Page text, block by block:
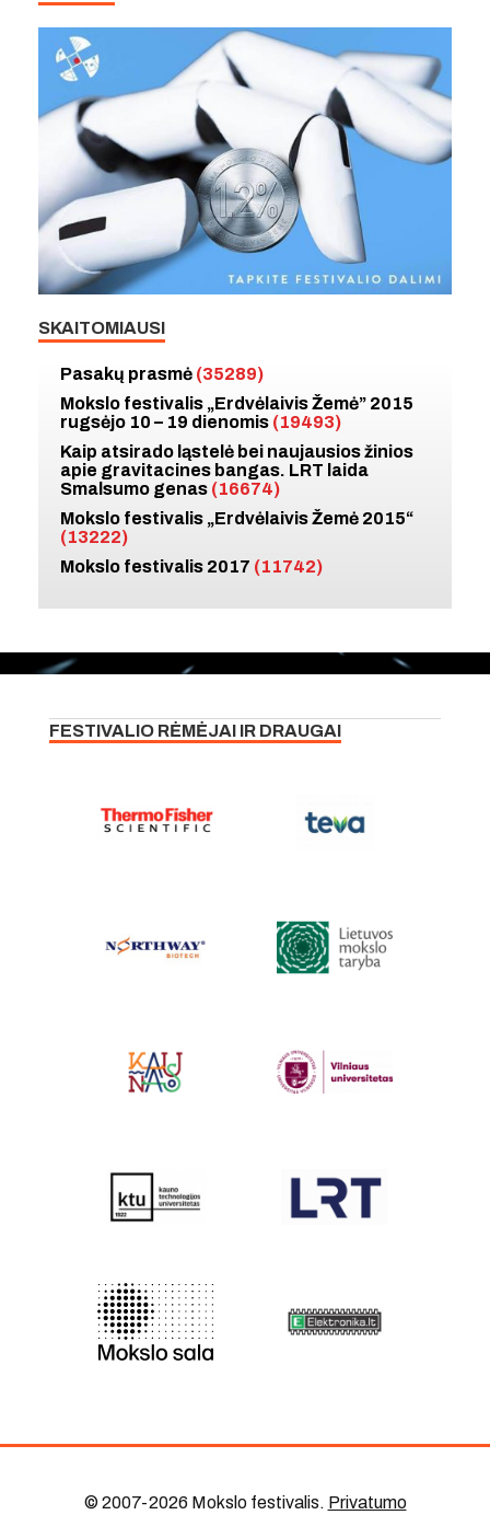
SKAITOMIAUSI
Pasakų prasmė (35289)
Mokslo festivalis „Erdvėlaivis Žemė” 2015
rugsėjo 10 – 19 dienomis (19493)
Kaip atsirado ląstelė bei naujausios žinios
apie gravitacines bangas. LRT laida
Smalsumo genas (16674)
Mokslo festivalis „Erdvėlaivis Žemė 2015“
(13222)
Mokslo festivalis 2017 (11742)
FESTIVALIO RĖMĖJAI IR DRAUGAI
© 2007-2026 Mokslo festivalis. Privatumo